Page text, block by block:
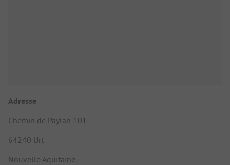
Adresse
Chemin de Paylan 101
64240 Urt
Nouvelle Aquitaine